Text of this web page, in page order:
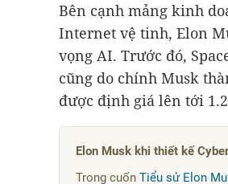
Bên cạnh mảng kinh
Internet vệ tinh, Elon
vọng AI. Trước đó,
cũng do chính Musk
được định giá lên tới
Elon Musk khi thiết kế
Trong cuốn Tiểu sử Elon